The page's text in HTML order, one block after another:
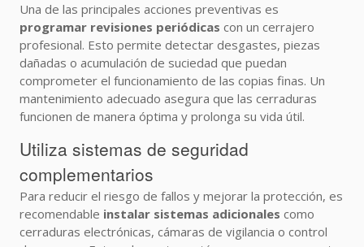
Una de las principales acciones preventivas es
programar revisiones periódicas con un cerrajero
profesional. Esto permite detectar desgastes, piezas
dañadas o acumulación de suciedad que puedan
comprometer el funcionamiento de las copias finas. Un
mantenimiento adecuado asegura que las cerraduras
funcionen de manera óptima y prolonga su vida útil.
Utiliza sistemas de seguridad
complementarios
Para reducir el riesgo de fallos y mejorar la protección, es
recomendable instalar sistemas adicionales como
cerraduras electrónicas, cámaras de vigilancia o control